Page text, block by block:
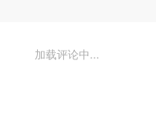
加载评论中...